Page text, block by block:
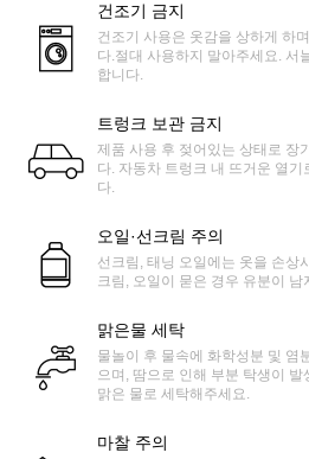
건조기 금지
건조기 사용은 옷감을 상하게 하
다.절대 사용하지 말아주세요. 서
합니다.
트렁크 보관 금지
제품 사용 후 젖어있는 상태로 장
다. 자동차 트렁크 내 뜨거운 열기
다.
오일·선크림 주의
선크림, 태닝 오일에는 옷을 손상
크림, 오일이 묻은 경우 유분이
맑은물 세탁
물놀이 후 물속에 화학성분 및 염
으며, 땀으로 인해 부분 탁생이
맑은 물로 세탁해주세요.
마찰 주의